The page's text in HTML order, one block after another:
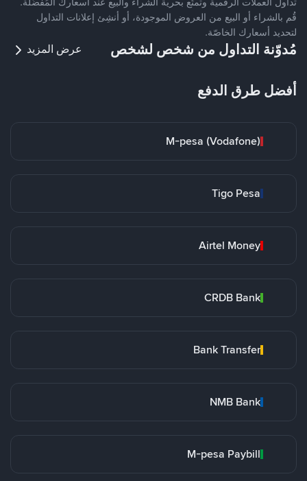
قُم بالشراء أو البيع من العروض الموجودة، أو أنشِئ إعلانات التداول
لتحديد أسعارك الخاصّة.
مُدوّنة التداول من شخص لشخص عرض المزيد
أفضل طرق الدفع
M-pesa (Vodafone)
Tigo Pesa
Airtel Money
CRDB Bank
Bank Transfer
NMB Bank
M-pesa Paybill